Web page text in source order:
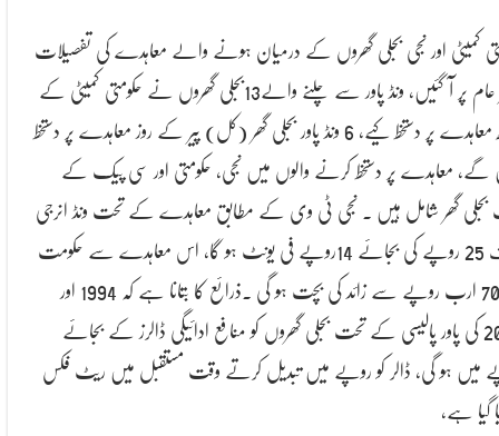
کمیٹی اور نجی بجلی گھروں کے درمیان ہونے والے معاہدے کی تفصیلات
منظر عام پر آ گئیں، ونڈ پاور سے چلنے والے13بجلی گھروں نے حکومتی کمیٹی کے
ساتھ معاہدے پر دستخط کیے، 6 ونڈ پاور بجلی گھر (کل) پیر کے روز معاہدے پر دستخط
گے، معاہدے پر دستخط کرنے والوں میں نجی، حکومتی اور سی پیک کے
گھر شامل ہیں . نجی ٹی وی کے مطابق معاہدے کے تحت ونڈ انرجی
ٹیرف 25 روپے کی بجائے 14روپے فی یونٹ ہو گا، اس معاہدے سے حکومت
کو 700 ارب روپے سے زائد کی بچت ہو گی .ذرائع کا بتانا ہے کہ 1994 اور
2002 کی پاور پالیسی کے تحت بجلی گھروں کو منافع ادائیگی ڈالرز کے بجائے
میں ہو گی، ڈالر کو روپے میں تبدیل کرتے وقت مستقبل میں ریٹ فکس
گیا ہے،